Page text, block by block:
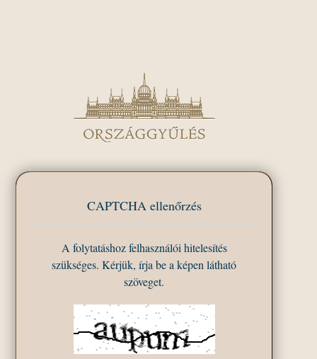
CAPTCHA ellenőrzés
A folytatáshoz felhasználói hitelesítés
szükséges. Kérjük, írja be a képen látható
szöveget.